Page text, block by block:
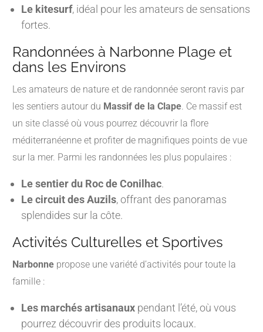
Le kitesurf, idéal pour les amateurs de sensations
fortes.
Randonnées à Narbonne Plage et
dans les Environs
Les amateurs de nature et de randonnée seront ravis par
les sentiers autour du Massif de la Clape . Ce massif est
un site classé où vous pourrez découvrir la flore
méditerranéenne et profiter de magnifiques points de vue
sur la mer. Parmi les randonnées les plus populaires :
Le sentier du Roc de Conilhac.
Le circuit des Auzils, offrant des panoramas
splendides sur la côte.
Activités Culturelles et Sportives
Narbonne propose une variété d’activités pour toute la
famille :
Les marchés artisanaux pendant l’été, où vous
pourrez découvrir des produits locaux.